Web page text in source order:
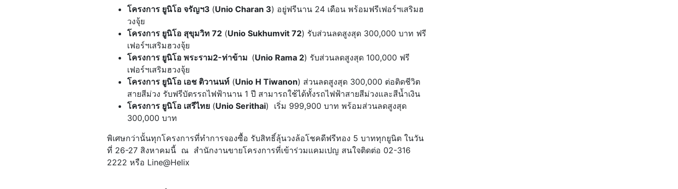
โครงการ ยูนิโอ จรัญฯ3 (Unio Charan 3) อยู่ฟรีนาน 24 เดือน พร้อมฟรีเฟอร์ฯเสริมฮ
วงจุ้ย
โครงการ ยูนิโอ สุขุมวิท 72 (Unio Sukhumvit 72) รับส่วนลดสูงสุด 300,000 บาท ฟรี
เฟอร์ฯเสริมฮวงจุ้ย
โครงการ ยูนิโอ พระราม2-ท่าข้าม (Unio Rama 2) รับส่วนลดสูงสุด 100,000 ฟรี
เฟอร์ฯเสริมฮวงจุ้ย
โครงการ ยูนิโอ เอช ติวานนท์ (Unio H Tiwanon) ส่วนลดสูงสุด 300,000 ต่อติดชีวิต
สายสีม่วง รับฟรีบัตรรถไฟฟ้านาน 1 ปี สามารถใช้ได้ทั้งรถไฟฟ้าสายสีม่วงและสีน้ำเงิน
โครงการ ยูนิโอ เสรีไทย (Unio Serithai) เริ่ม 999,900 บาท พร้อมส่วนลดสูงสุด
300,000 บาท
พิเศษกว่านั้นทุกโครงการที่ทำการจองซื้อ รับสิทธิ์ลุ้นวงล้อโชคดีฟรีทอง 5 บาททุกยูนิต ในวัน
ที่ 26-27 สิงหาคมนี้ ณ สำนักงานขายโครงการที่เข้าร่วมแคมเปญ สนใจติดต่อ 02-316
2222 หรือ Line@Helix